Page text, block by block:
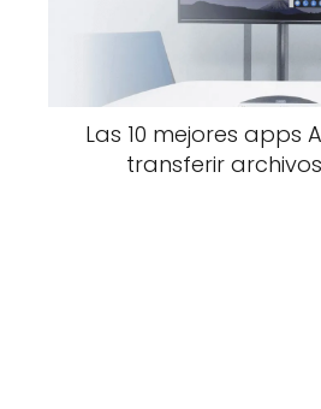
Las 10 mejores apps
transferir